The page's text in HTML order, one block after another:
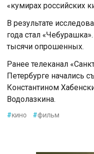
«кумирах российских
В результате
года стал
тысячи опрошенных.
Ранее телеканал
Петербурге начались
Константином
Водолазкина.
#кино #фильм